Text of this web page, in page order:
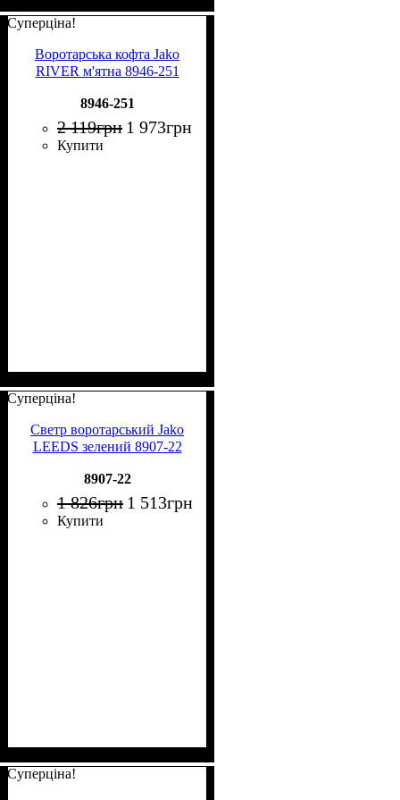
Суперціна!
Воротарська кофта Jako
RIVER м'ятна 8946-251
8946-251
2 119грн 1 973грн
Купити
Суперціна!
Светр воротарський Jako
LEEDS зелений 8907-22
8907-22
1 826грн 1 513грн
Купити
Суперціна!